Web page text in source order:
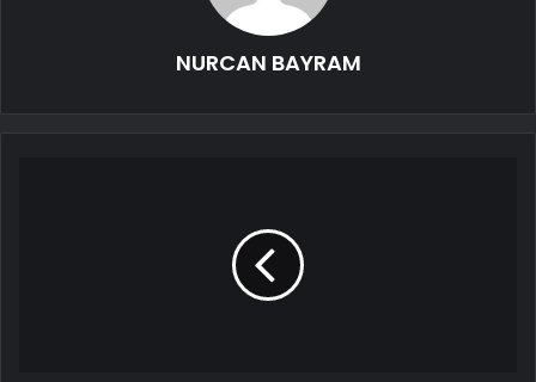
NURCAN BAYRAM